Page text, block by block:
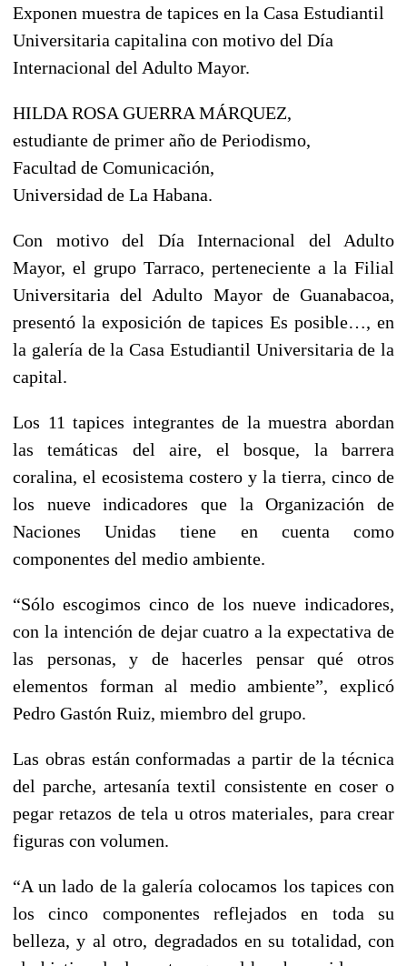
Exponen muestra de tapices en la Casa Estudiantil
Universitaria capitalina con motivo del Día
Internacional del Adulto Mayor.
HILDA ROSA GUERRA MÁRQUEZ,
estudiante de primer año de Periodismo,
Facultad de Comunicación,
Universidad de La Habana.
Con motivo del Día Internacional del Adulto
Mayor, el grupo Tarraco, perteneciente a la Filial
Universitaria del Adulto Mayor de Guanabacoa,
presentó la exposición de tapices Es posible…, en
la galería de la Casa Estudiantil Universitaria de la
capital.
Los 11 tapices integrantes de la muestra abordan
las temáticas del aire, el bosque, la barrera
coralina, el ecosistema costero y la tierra, cinco de
los nueve indicadores que la Organización de
Naciones Unidas tiene en cuenta como
componentes del medio ambiente.
“Sólo escogimos cinco de los nueve indicadores,
con la intención de dejar cuatro a la expectativa de
las personas, y de hacerles pensar qué otros
elementos forman al medio ambiente”, explicó
Pedro Gastón Ruiz, miembro del grupo.
Las obras están conformadas a partir de la técnica
del parche, artesanía textil consistente en coser o
pegar retazos de tela u otros materiales, para crear
figuras con volumen.
“A un lado de la galería colocamos los tapices con
los cinco componentes reflejados en toda su
belleza, y al otro, degradados en su totalidad, con